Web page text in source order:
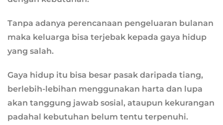
Tanpa adanya perencanaan pengeluaran bulanan
maka keluarga bisa terjebak kepada gaya hidup
yang salah.
Gaya hidup itu bisa besar pasak daripada tiang,
berlebih-lebihan menggunakan harta dan lupa
akan tanggung jawab sosial, ataupun kekurangan
padahal kebutuhan belum tentu terpenuhi.